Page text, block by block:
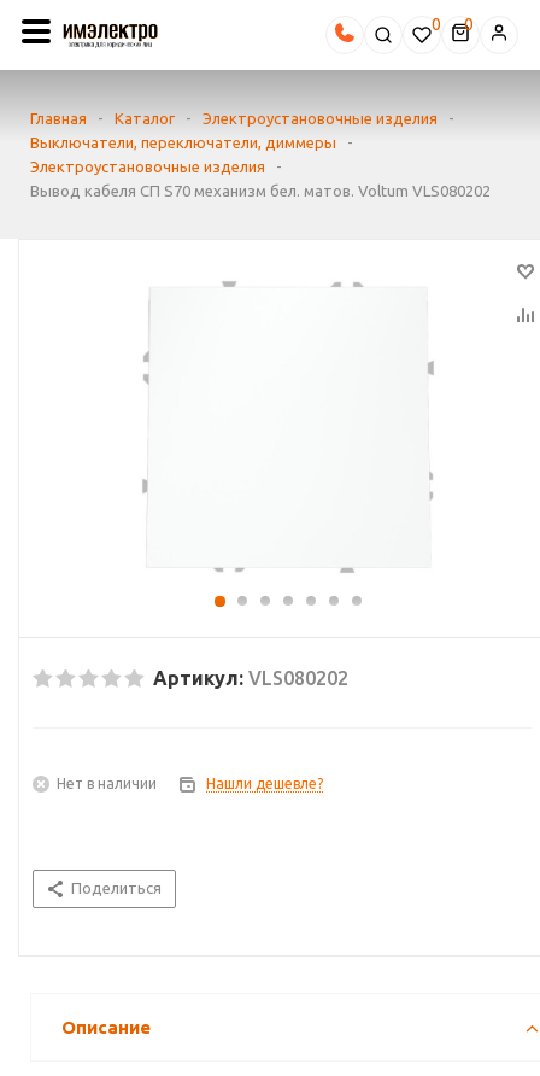
0
Главная - Каталог - Электроустановочные изделия
-
Выключатели, переключатели, диммеры
-
Электроустановочные изделия
-
Вывод кабеля СП S70 механизм бел. матов. Voltum VLS080202
Артикул: VLS080202
Нет в наличии Нашли дешевле?
Поделиться
Описание